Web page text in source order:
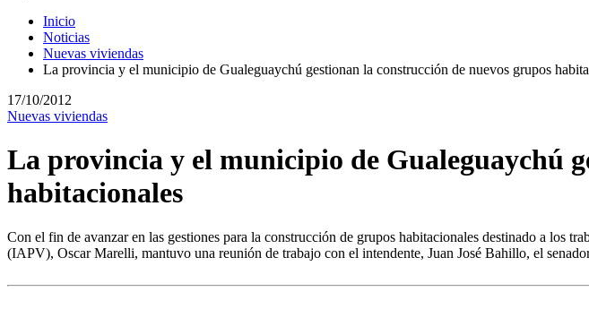
Inicio
Noticias
Nuevas viviendas
La provincia y el municipio de Gualeguaychú gestionan la construcción de nuevos grupos
17/10/2012
Nuevas viviendas
La provincia y el municipio de Gualeguaychú
habitacionales
Con el fin de avanzar en las gestiones para la construcción de grupos habitacionales destinado a los
(IAPV), Oscar Marelli, mantuvo una reunión de trabajo con el intendente, Juan José Bahillo, el